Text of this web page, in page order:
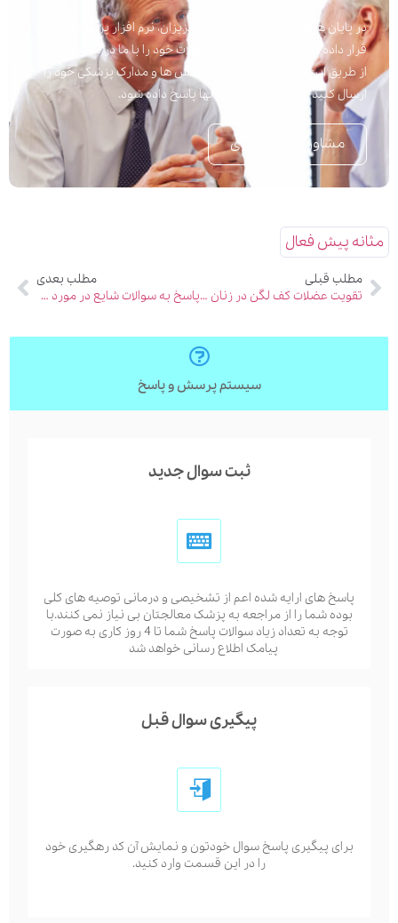
در پایان هر مقاله برای راحتی شما عزیزان، نرم افزار پرسش و پاسخ
قرار داده شده است تا به راحتی سوالات خود را با ما در میان بگذارید.
از طریق این نرم افزار می توانید پرسش ها و مدارک پزشکی خود را
ارسال کنید تا در اسرع وقت به آنها پاسخ داده شود.
مشاوره تلفنی فوری
مثانه پیش فعال
مطلب قبلی
تقویت عضلات کف لگن در زنان با کگل
مطلب بعدی
پاسخ به سوالات شایع در مورد سنگ کلیه
سیستم پرسش و پاسخ
ثبت سوال جدید
پاسخ های ارایه شده اعم از تشخیصی و درمانی توصیه های کلی
بوده شما را از مراجعه به پزشک معالجتان بی نیاز نمی کنند.با
توجه به تعداد زیاد سوالات پاسخ شما تا 4 روز کاری به صورت
پیامک اطلاع رسانی خواهد شد
پیگیری سوال قبل
برای پیگیری پاسخ سوال خودتون و نمایش آن کد رهگیری خود
را در این قسمت وارد کنید.